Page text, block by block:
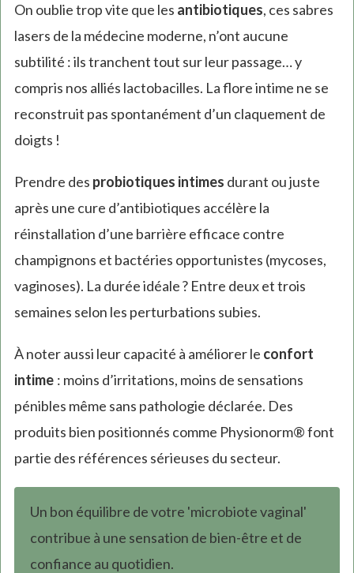
On oublie trop vite que les antibiotiques, ces sabres
lasers de la médecine moderne, n’ont aucune
subtilité : ils tranchent tout sur leur passage… y
compris nos alliés lactobacilles. La flore intime ne se
reconstruit pas spontanément d’un claquement de
doigts !
Prendre des probiotiques intimes durant ou juste
après une cure d’antibiotiques accélère la
réinstallation d’une barrière efficace contre
champignons et bactéries opportunistes (mycoses,
vaginoses). La durée idéale ? Entre deux et trois
semaines selon les perturbations subies.
À noter aussi leur capacité à améliorer le confort
intime: moins d’irritations, moins de sensations
pénibles même sans pathologie déclarée. Des
produits bien positionnés comme Physionorm® font
partie des références sérieuses du secteur.
Un bon équilibre de votre 'microbiote vaginal'
contribue à une sensation de bien-être et de
confiance au quotidien.